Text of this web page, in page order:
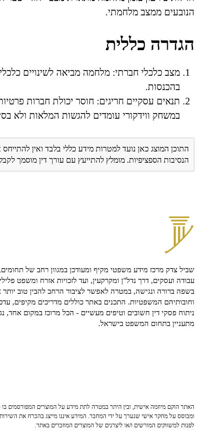
הנובעים ממצב מלחמתי.
הגדרה כללית
מצב כלכלי חברתי: מלחמה מביאה לשינויים
בהכנסות.
תנאים עסקיים חריגים: חוסר יכולת חברות
במשחק ווידקורי עומדים להגשות המלאות ולא
התוכן המוצג כאן נועד למטרות מידע כללי בלבד ואין
הנסיבות הספציפיות. מומלץ להתייעץ עם עורך דין מוסמך
שביל צדק מרכז מידע משפטי מקיף ומעודכן במגוון רחב של
עבודה ועסקים, דרך נדל"ן ומקרקעין, ועד לזכויות אזרח ומשפט
בשפה ברורה ונגישה, במטרה לאפשר לציבור הרחב להבין טוב יותר
וחובותיהם המשפטיות. התכנים באתר כוללים מדריכים מקיפים,
ניתוח פסקי דין חשובים וטיפים מעשיים - הכל מרוכז במקום אחד,
מתעניין בתחום המשפט בישראל.
האתר הוקם מיוזמה אישית, ובין היתר במטרה לתת מידע על המוצרים המפורסמים בו
ומבוסס על מחקר אישי שנערך על ידי המחבר. המידע איננו מייצג בהכרח את
לפנות למשווקים המורשים ו/או ליצרנים של המוצרים המוזכרים באתר.